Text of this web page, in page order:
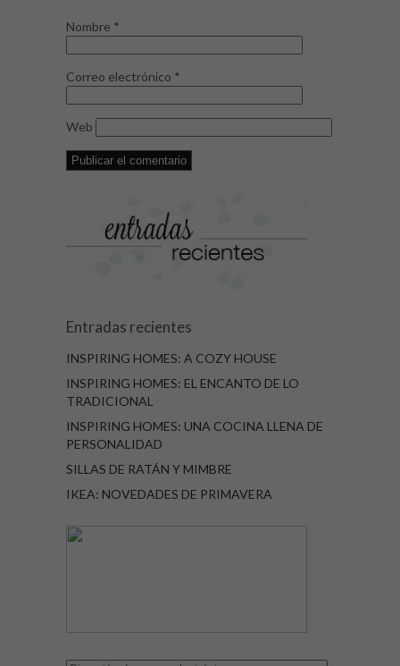
Nombre *
Correo electrónico *
Web
Entradas recientes
INSPIRING HOMES: A COZY HOUSE
INSPIRING HOMES: EL ENCANTO DE LO
TRADICIONAL
INSPIRING HOMES: UNA COCINA LLENA DE
PERSONALIDAD
SILLAS DE RATÁN Y MIMBRE
IKEA: NOVEDADES DE PRIMAVERA